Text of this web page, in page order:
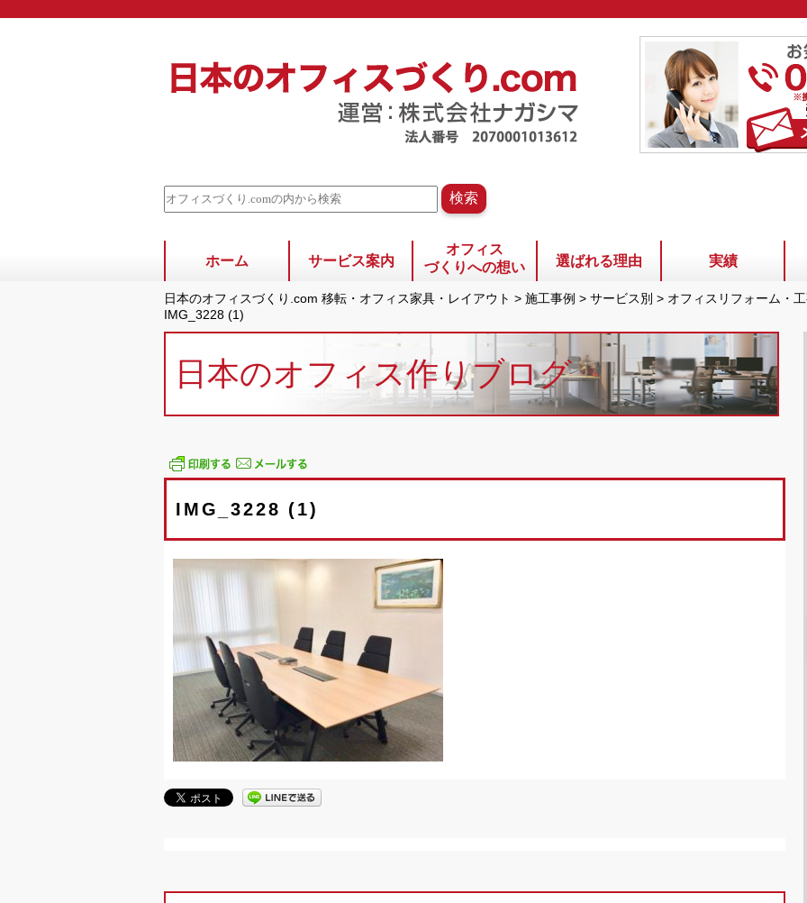
ホーム サービス案内
オフィス
づくりへの想い
選ばれる理由 実績
日本のオフィスづくり.com 移転・オフィス家具・レイアウト > 施工事例 > サービス別 > オフィスリフォーム・
IMG_3228 (1)
日本のオフィス作りブログ
IMG_3228 (1)